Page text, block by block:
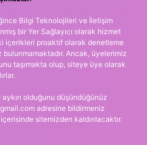
Bilgi Teknolojileri ve İletişim
bir Yer Sağlayıcı olarak hizmet
içerikleri proaktif olarak denetleme
Ancak, üyelerimiz
taşımakta olup, siteye üye olarak
olduğunu düşündüğünüz
adresine bildirmeniz
sitemizden kaldırılacaktır.